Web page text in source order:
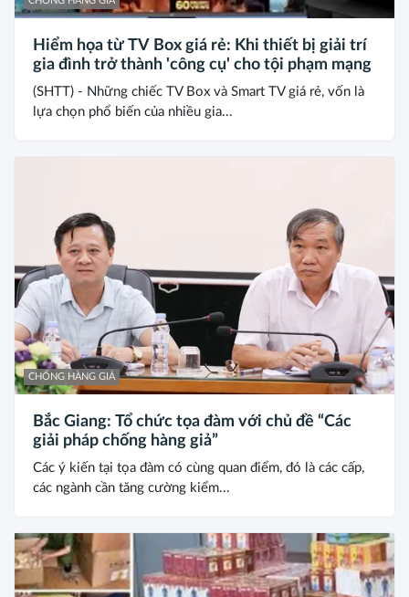
Hiểm họa từ TV Box giá rẻ: Khi thiết bị giải trí
gia đình trở thành 'công cụ' cho tội phạm mạng
(SHTT) - Những chiếc TV Box và Smart TV giá rẻ, vốn là
lựa chọn phổ biến của nhiều gia...
CHỐNG HÀNG GIẢ
Bắc Giang: Tổ chức tọa đàm với chủ đề “Các
giải pháp chống hàng giả”
Các ý kiến tại tọa đàm có cùng quan điểm, đó là các cấp,
các ngành cần tăng cường kiểm...